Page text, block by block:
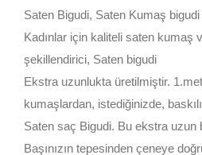
Saten Bigudi, Saten Kumaş bigudi
Kadınlar için kaliteli saten kumaş
şekillendirici, Saten bigudi
Ekstra uzunlukta üretilmiştir.
kumaşlardan, istediğinizde,
Saten saç Bigudi. Bu ekstra uzun
Başınızın tepesinden çeneye